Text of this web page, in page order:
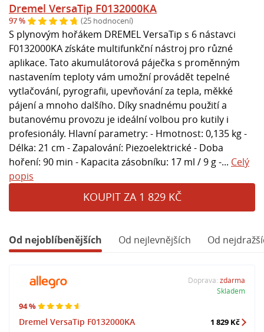
Dremel VersaTip F0132000KA
97 % (25 hodnocení)
S plynovým hořákem DREMEL VersaTip s 6 nástavci
F0132000KA získáte multifunkční nástroj pro různé
aplikace. Tato akumulátorová páječka s proměnným
nastavením teploty vám umožní provádět tepelné
vytlačování, pyrografii, upevňování za tepla, měkké
pájení a mnoho dalšího. Díky snadnému použití a
butanovému provozu je ideální volbou pro kutily i
profesionály. Hlavní parametry: - Hmotnost: 0,135 kg -
Délka: 21 cm - Zapalování: Piezoelektrické - Doba
hoření: 90 min - Kapacita zásobníku: 17 ml / 9 g -... Celý
popis
KOUPIT ZA 1 829 KČ
Od nejoblíbenějších Od nejlevnějších Od
94 %
Dremel VersaTip F0132000KA
Doprava: zdarma
Skladem
1 829 Kč